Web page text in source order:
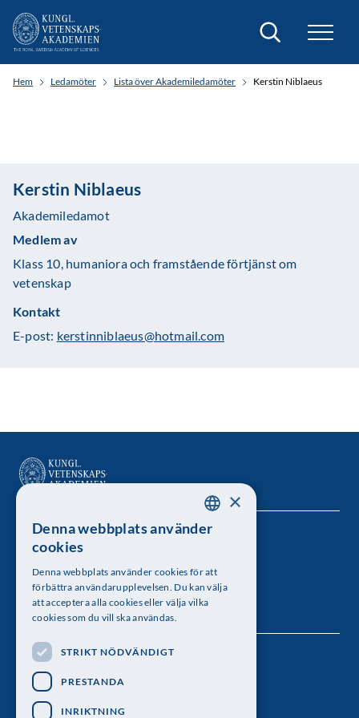
Sök
Hem Ledamöter Lista över Akademiledamöter Kerstin Niblaeus
Kerstin Niblaeus
Akademiledamot
Medlem av
Klass 10, humaniora och framstående förtjänst om
vetenskap
Kontakt
E-post: kerstinniblaeus@hotmail.com
Kungl. Vetenskapsakademien
Besöksadress: Lilla Frescativägen 4A
Telefon: 08-673 95 00
Följ oss
SWEDISH
×
Denna webbplats använder
cookies
Denna webbplats använder cookies för att
förbättra användarupplevelsen. Du kan välja
att acceptera alla cookies eller välja vilka
cookies som du vill ska användas.
STRIKT NÖDVÄNDIGT
PRESTANDA
INRIKTNING